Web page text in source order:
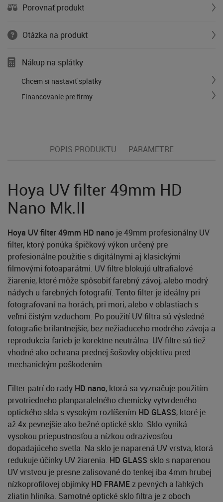
Porovnať produkt
Otázka na produkt
Nákup na splátky
Chcem si nastaviť splátky
Financovanie pre firmy
POPIS PRODUKTU PARAMETRE
Hoya UV filter 49mm HD
Nano Mk.II
Hoya UV filter 49mm HD nano je 49mm profesionálny UV
filter, ktorý ponúka špičkový výkon určený pre
profesionálne použitie s digitálnymi aj klasickými
filmovými fotoaparátmi. UV filtre blokujú ultrafialové
žiarenie, ktoré môže spôsobiť farebný závoj, alebo modrý
nádych u farebných fotografií. Tento filter je ideálny pri
fotografovaní na horách, pri mori, alebo v oblastiach s
veľmi čistým vzduchom. Po použití UV filtra sú výsledné
fotografie brilantnejšie, bez nežiaduceho modrého závoja a
reprodukcia farieb je korektne neutrálna. UV filtre sú tiež
vhodné ako ochrana prednej šošovky objektívu pred
mechanickým poškodením.
Filter patrí do rady HD nano, ktorá sa vyznačuje použitím
prvotriedneho planparalelného chemicky vytvrdeného
optického skla s vysokým rozlíšením HD GLASS, ktoré je
až 4x pevnejšie ako bežné optické sklo. Sklo vyniká
vysokou priepustnosťou a nízkou odrazivosťou
dopadajúceho svetla. Na sklo je naparená UV vrstva, ktorá
redukuje účinky UV žiarenia. HD GLASS sklo s naparenou
UV vrstvou je presne zalisované do tenkej iba 4mm hrubej
nízkoprofilovej objímky HD FRAMEz pevných a ľahkých
zliatin hliníka. Samotné optické sklo filtra je z oboch